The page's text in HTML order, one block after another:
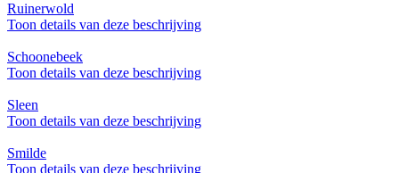
Ruinerwold
Toon details van deze beschrijving
Schoonebeek
Toon details van deze beschrijving
Sleen
Toon details van deze beschrijving
Smilde
Toon details van deze beschrijving